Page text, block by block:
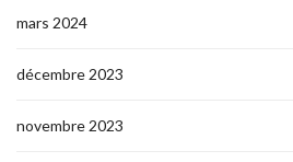
mars 2024
décembre 2023
novembre 2023